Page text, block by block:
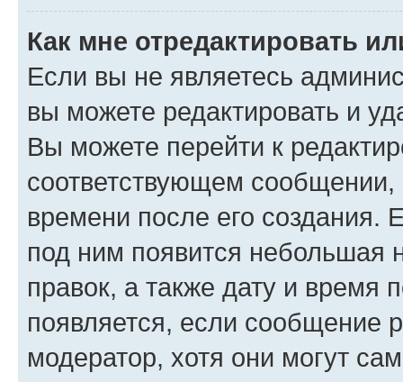
Как мне отредактировать
Если вы не являетесь
вы можете редактировать и
Вы можете перейти к
соответствующем сообщении,
времени после его создания.
под ним появится небольшая
правок, а также дату и время
появляется, если сообщение
модератор, хотя они могут